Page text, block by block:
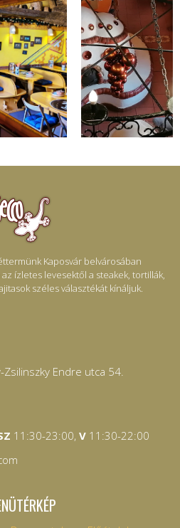
Kaposvár belvárosában
ízletes levesektől a steakek, tortillák,
széles választékát kínáljuk.
Zsilinszky Endre utca 54.
11:30-23:00, V 11:30-22:00